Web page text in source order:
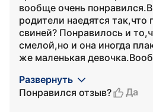
вообще очень
родители наедятся так,что
свиней? Понравилось и
смелой,но и она иногда
же маленькая
Развернуть
Понравился отзыв?
Да